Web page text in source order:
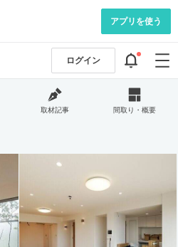
アプリを使う
ログイン
取材記事 間取り・概要